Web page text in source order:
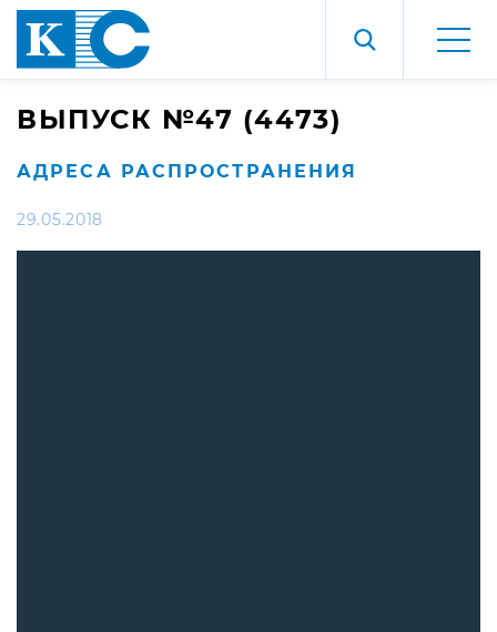
ВЫПУСК №47 (4473)
АДРЕСА РАСПРОСТРАНЕНИЯ
29.05.2018